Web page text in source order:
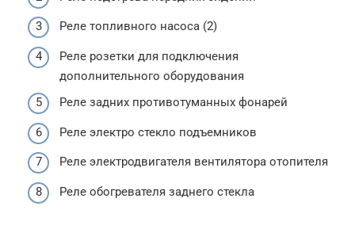
Реле топливного насоса (2)
Реле розетки для подключения
дополнительного оборудования
Реле задних противотуманных фонарей
Реле электро стекло подъемников
Реле электродвигателя вентилятора отопителя
Реле обогревателя заднего стекла